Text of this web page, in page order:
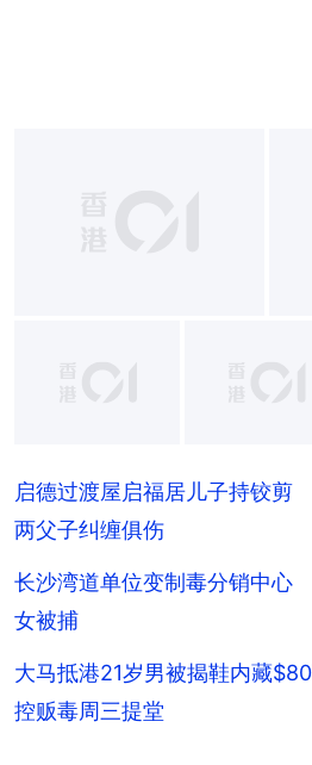
启德过渡屋启福居儿子持铰
两父子纠缠俱伤
长沙湾道单位变制毒分销中
女被捕
大马抵港21岁男被揭鞋内藏
控贩毒周三提堂